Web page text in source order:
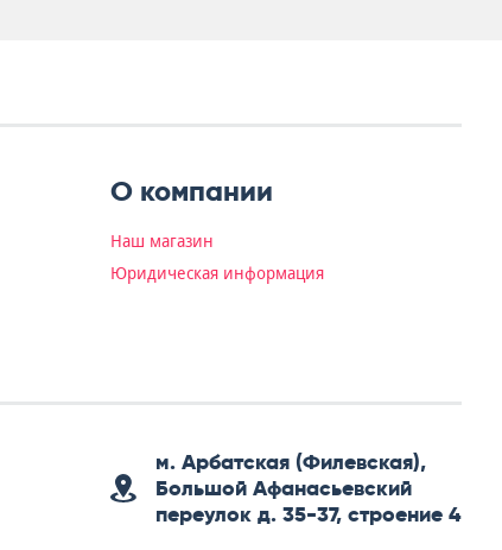
О компании
Наш магазин
Юридическая информация
м. Арбатская (Филевская),
Большой Афанасьевский
переулок д. 35-37, строение 4